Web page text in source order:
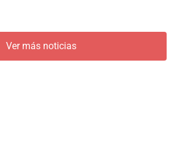
Ver más noticias